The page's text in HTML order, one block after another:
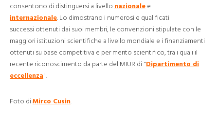
consentono di distinguersi a livello nazionale e
internazionale. Lo dimostrano i numerosi e qualificati
successi ottenuti dai suoi membri, le convenzioni stipulate con le
maggiori istituzioni scientifiche a livello mondiale e i finanziamenti
ottenuti su base competitiva e per merito scientifico, tra i quali il
recente riconoscimento da parte del MIUR di "Dipartimento di
eccellenza".
Foto di Mirco Cusin.